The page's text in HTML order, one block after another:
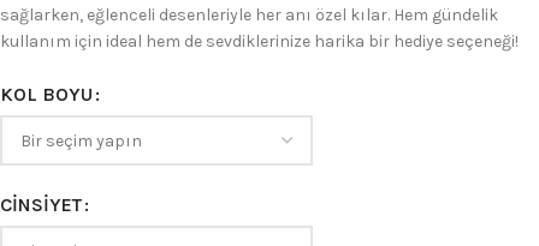
sağlarken, eğlenceli desenleriyle her anı özel kılar. Hem gündelik
kullanım için ideal hem de sevdiklerinize harika bir hediye seçeneği!
KOL BOYU
CINSIYET